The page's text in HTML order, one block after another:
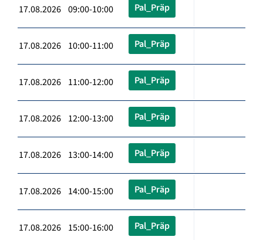
17.08.2026 09:00-10:00 Pal_Präp
17.08.2026 10:00-11:00 Pal_Präp
17.08.2026 11:00-12:00 Pal_Präp
17.08.2026 12:00-13:00 Pal_Präp
17.08.2026 13:00-14:00 Pal_Präp
17.08.2026 14:00-15:00 Pal_Präp
17.08.2026 15:00-16:00 Pal_Präp